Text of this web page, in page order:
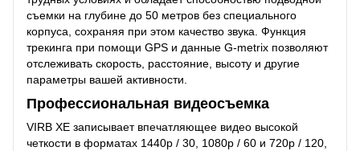
съемки на глубине до 50 метров без специального
корпуса, сохраняя при этом качество звука. Функция
трекинга при помощи GPS и данные G-metrix позволяют
отслеживать скорость, расстояние, высоту и другие
параметры вашей активности.
Профессиональная видеосъемка
VIRB XE записывает впечатляющее видео высокой
четкости в форматах 1440р / 30, 1080р / 60 и 720р / 120,